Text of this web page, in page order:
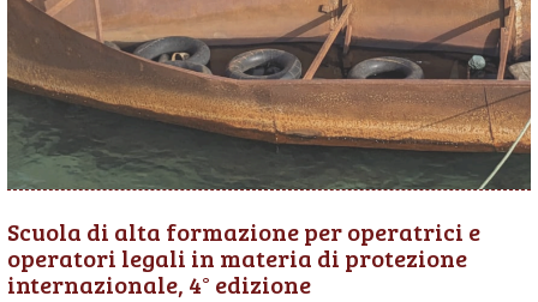
Scuola di alta formazione per operatrici e
operatori legali in materia di protezione
internazionale, 4° edizione